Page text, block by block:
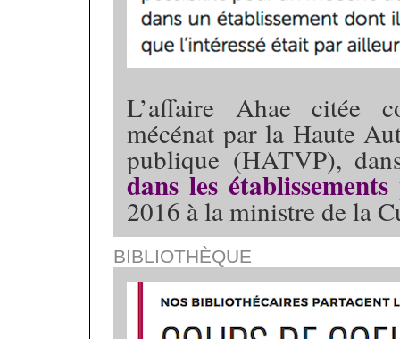
L’affaire Ahae citée
mécénat par la Haute
publique (HATVP),
dans les
2016 à la ministre de la
BIBLIOTHÈQUE